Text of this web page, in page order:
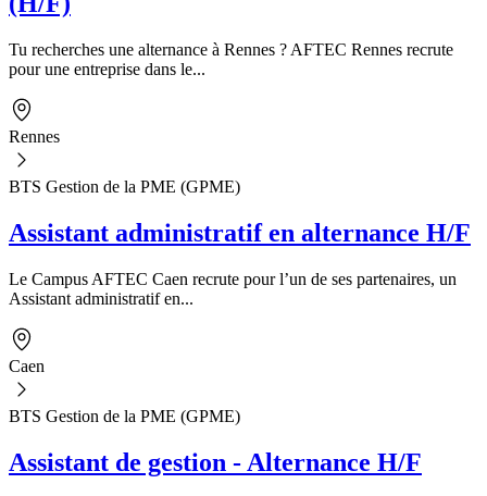
Tu recherches une alternance à Rennes ? AFTEC Rennes recrute
pour une entreprise dans le...
Rennes
BTS Gestion de la PME (GPME)
Assistant administratif en alternance H/F
Le Campus AFTEC Caen recrute pour l’un de ses partenaires, un
Assistant administratif en...
Caen
BTS Gestion de la PME (GPME)
Assistant de gestion - Alternance H/F